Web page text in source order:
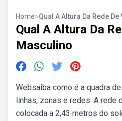
Home>Qual A Altura Da Rede
Qual A Altura Da
Masculino
Websaiba como é a quadra
linhas, zonas e redes. A rede
colocada a 2,43 metros do